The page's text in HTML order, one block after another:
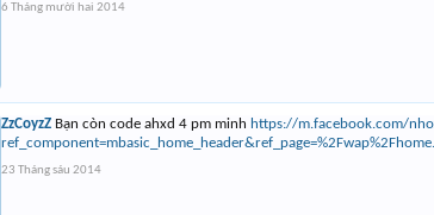
6 Tháng mười hai 2014
ZzCoyzZ Bạn còn code ahxd 4 pm minh https://m.facebook.com/
23 Tháng sáu 2014